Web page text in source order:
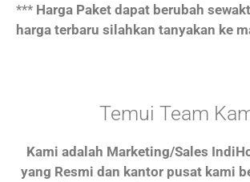
*** Harga Paket dapat berubah
harga terbaru silahkan tanyakan ke
Temui Team
Kami adalah Marketing/Sales
yang Resmi dan kantor pusat kami